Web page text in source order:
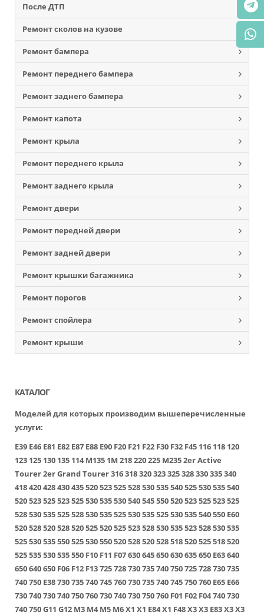
После ДТП
Ремонт сколов на кузове
Ремонт бампера
Ремонт переднего бампера
Ремонт заднего бампера
Ремонт капота
Ремонт крыла
Ремонт переднего крыла
Ремонт заднего крыла
Ремонт двери
Ремонт передней двери
Ремонт задней двери
Ремонт крышки багажника
Ремонт порогов
Ремонт спойлера
Ремонт крыши
КАТАЛОГ
Моделей для которых производим вышеперечисленные
услуги:
E39 E46 E81 E82 E87 E88 E90 F20 F21 F22 F30 F32 F45 116 118 120
123 125 130 135 114 M135 1M 218220225 M2352er Active
Tourer2er Grand Tourer316318320323325328330335340
418420428430435520523525528530535540525530535540
520523525523525530535530540545550520523525523525
528530535525528530535525530535525530535540550 E60
520528520528520525520525523528530535523528530535
525530535550525530550520528520528518520525518520
525535530535550 F10 F11 F07630645650630635650 E63640
650640650 F06 F12 F13725728730735740750725728730735
740750 E38730735740745760730735740745750760 E65 E66
730740730740750760730740730750760 F01 F02 F04740730
740750G11 G12 M3 M4 M5 M6X1 X1 E84X1 F48X3X3 E83X3X3